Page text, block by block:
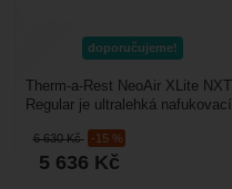
doporučujeme!
6 630Kč -15 %
5 636 Kč
Therm-a-Rest NeoAir XLite NXT
Regular je ultralehká nafukovací
přechody,...